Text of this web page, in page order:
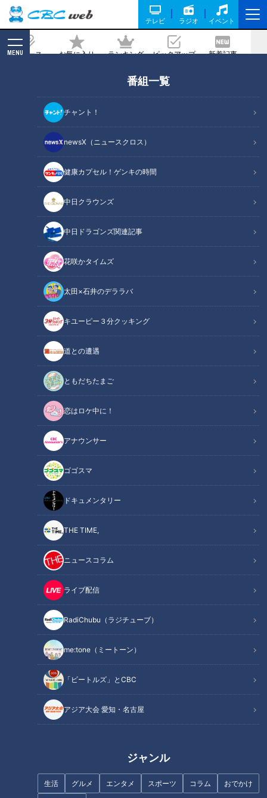
テレビ ラジオ イベント
ニュース お気に入り ランキング ピックアップ 新着記事
MENU
番組一覧
チャント！
newsX（ニュースクロス）
健康カプセル！ゲンキの時間
中日クラウンズ
中日ドラゴンズ関連記事
花咲かタイムズ
太田×石井のデララバ
キユーピー３分クッキング
道との遭遇
ともだちたまご
恋はロケ中に！
アナウンサー
ゴゴスマ
ドキュメンタリー
THE TIME,
ニュースコラム
ライブ配信
RadiChubu（ラジチューブ）
me:tone（ミートーン）
「ビートルズ」とCBC
アジア大会 愛知・名古屋
ジャンル
生活 グルメ エンタメ スポーツ コラム おでかけ
お披露目 グラビアアイドル・三田悠貴の
岐阜1周の旅が完結！
2025/02/15 06:03
CBCテレビ『道との遭遇』
道との遭遇
「道との遭遇」記事
全国の道に特化したバラエティ番組『道との遭遇』のコーナー
『軽トラ女子 下道旅』では、軽トラックを所有するグラビア
アイドル・三田悠貴が軽トラックに乗って岐阜を1周。土岐市
から岐阜駅まで走行距離は550km！ご当地グルメを爆食いし
ながら、2泊3日の軽トラ旅を楽しみます。今回は、三田の地
元・揖斐川町からゴールの岐阜駅へ！
関連リンク
【動画】「一番おいしかった！」岐阜の軽トラ
ちら【4分2秒～】
入浴は流れ作業！？三田家のお風呂にまつわる面白エピソ
ついにゴール！愛車でのドライブにご満悦
オススメ関連コンテンツ
入浴は流れ作業！？三田家のお風呂にまつわる面
白エピソード